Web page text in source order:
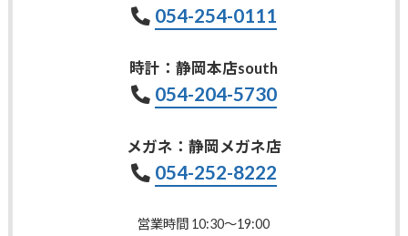
054-254-0111
時計：静岡本店south
054-204-5730
メガネ：静岡メガネ店
054-252-8222
営業時間 10:30〜19:00